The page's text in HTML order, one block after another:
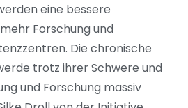
eine bessere
Forschung und
Die chronische
trotz ihrer Schwere und
und Forschung massiv